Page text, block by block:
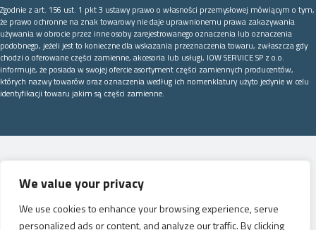
We value your privacy
We use cookies to enhance your browsing experience, serve
personalized ads or content, and analyze our traffic. By clicking
Zgodnie z art. 156 ust. 1 pkt 3 ustawy prawo o własności przemysłowej mówiącym o tym,
że prawo ochronne na znak towarowy nie daje uprawnionemu prawa zakazywania
używania w obrocie przez inne osoby zarejestrowanego oznaczenia lub oznaczenia
podobnego, jeżeli jest to konieczne dla wskazania przeznaczenia towaru, zwłaszcza gdy
chodzi o oferowane części zamienne, akcesoria lub usługi, IOW SERVICE SP z o.o.
informuje, że posiada w swojej ofercie asortyment części zamiennych producentów,
których nazwy towarów oraz oznaczenia według ich nomenklatury użyto jedynie w celu
identyfikacji towaru jakim są części zamienne.